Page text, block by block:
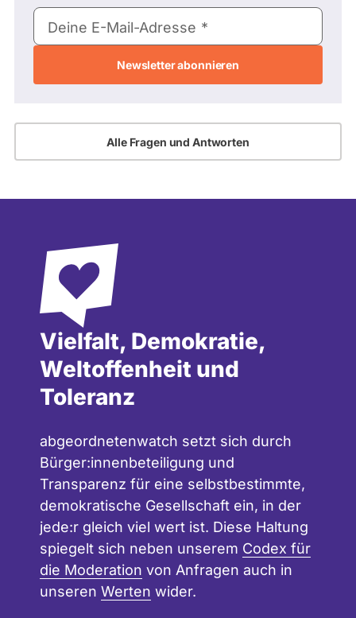
E-
Mail-
Deine E-Mail-Adresse
Alle Fragen und Antworten
Vielfalt, Demokratie,
Weltoffenheit und
Toleranz
abgeordnetenwatch setzt sich durch
Bürger:innenbeteiligung und
Transparenz für eine selbstbestimmte,
demokratische Gesellschaft ein, in der
jede:r gleich viel wert ist. Diese Haltung
spiegelt sich neben unserem Codex für
die Moderation von Anfragen auch in
unseren Werten wider.